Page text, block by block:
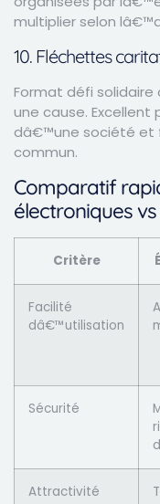
multiplier selon
10. Fléchettes
Format défi
une cause. Excellent
dâ€™une société et
commun.
Comparatif
électroniques
Critère
Facilité
dâ€™utilisation
Sécurité
Attractivité